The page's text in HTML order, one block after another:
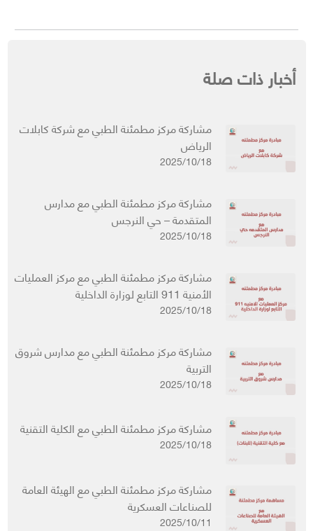
أخبار ذات صلة
مشاركة مركز مطمئنة الطبي مع شركة كابلات
الرياض
2025/10/18
مشاركة مركز مطمئنة الطبي مع مدارس
المتقدمة – حي النرجس
2025/10/18
مشاركة مركز مطمئنة الطبي مع مركز العمليات
الأمنية 911 التابع لوزارة الداخلية
2025/10/18
مشاركة مركز مطمئنة الطبي مع مدارس شروق
التربية
2025/10/18
مشاركة مركز مطمئنة الطبي مع الكلية التقنية
2025/10/18
مشاركة مركز مطمئنة الطبي مع الهيئة العامة
للصناعات العسكرية
2025/10/11